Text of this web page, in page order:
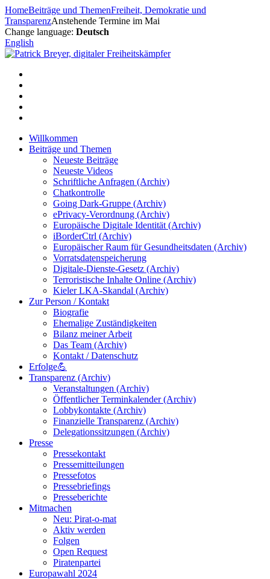
Zum
Inhalt
springen
HomeBeiträge und ThemenFreiheit, Demokratie und
TransparenzAnstehende Termine im Mai
Change language: Deutsch
English
Willkommen
Beiträge und Themen
Neueste Beiträge
Neueste Videos
Schriftliche Anfragen (Archiv)
Chatkontrolle
Going Dark-Gruppe (Archiv)
ePrivacy-Verordnung (Archiv)
Europäische Digitale Identität (Archiv)
iBorderCtrl (Archiv)
Europäischer Raum für Gesundheitsdaten (Archiv)
Vorratsdatenspeicherung
Digitale-Dienste-Gesetz (Archiv)
Terroristische Inhalte Online (Archiv)
Kieler LKA-Skandal (Archiv)
Zur Person / Kontakt
Biografie
Ehemalige Zuständigkeiten
Bilanz meiner Arbeit
Das Team (Archiv)
Kontakt / Datenschutz
Erfolge💪
Transparenz (Archiv)
Veranstaltungen (Archiv)
Öffentlicher Terminkalender (Archiv)
Lobbykontakte (Archiv)
Finanzielle Transparenz (Archiv)
Delegationssitzungen (Archiv)
Presse
Pressekontakt
Pressemitteilungen
Pressefotos
Pressebriefings
Presseberichte
Mitmachen
Neu: Pirat-o-mat
Aktiv werden
Folgen
Open Request
Piratenpartei
Europawahl 2024